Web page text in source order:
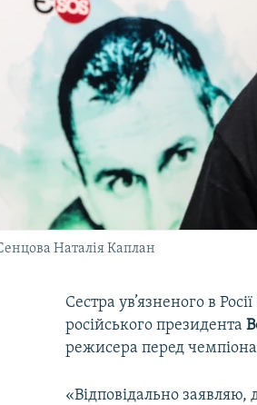
Наталія Каплан
Сестра ув’язненого в Росії
російського президента
режисера перед
«Відповідально заявляю,